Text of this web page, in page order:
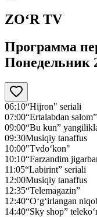
ZO‘R TV
Программа
Понедельник
06:10“Hijron" seriali
07:00“Ertalabdan salom”
09:00“Bu kun”
09:30Musiqiy tanaffus
10:00"Tvdo‘kon"
10:10“Farzandim
11:05“Labirint” seriali
12:00Musiqiy tanaffus
12:35“Telemagazin”
12:40“O‘g‘irlangan
14:40“Sky shop”